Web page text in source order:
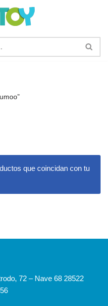
que coincidan con tu
72 – Nave 68 28522